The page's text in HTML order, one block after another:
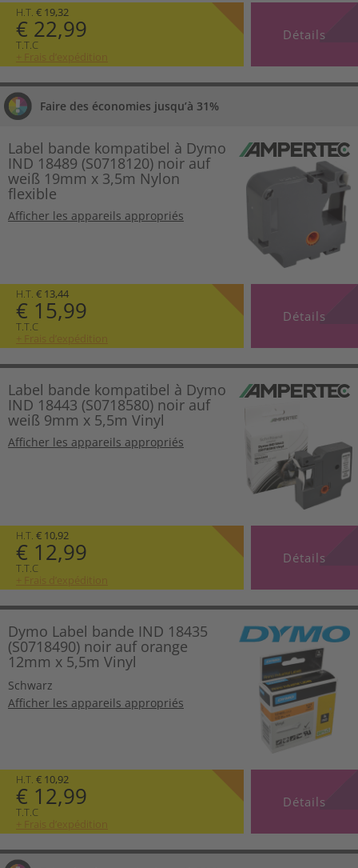
H.T. € 19,32
€ 22,99
T.T.C
+ Frais d’expédition
Détails
Faire des économies jusqu’à 31%
Label bande kompatibel à Dymo
IND 18489 (S0718120) noir auf
weiß 19mm x 3,5m Nylon
flexible
Afficher les appareils appropriés
H.T. € 13,44
€ 15,99
T.T.C
+ Frais d’expédition
Détails
Label bande kompatibel à Dymo
IND 18443 (S0718580) noir auf
weiß 9mm x 5,5m Vinyl
Afficher les appareils appropriés
H.T. € 10,92
€ 12,99
T.T.C
+ Frais d’expédition
Détails
Dymo Label bande IND 18435
(S0718490) noir auf orange
12mm x 5,5m Vinyl
Schwarz
Afficher les appareils appropriés
H.T. € 10,92
€ 12,99
T.T.C
+ Frais d’expédition
Détails